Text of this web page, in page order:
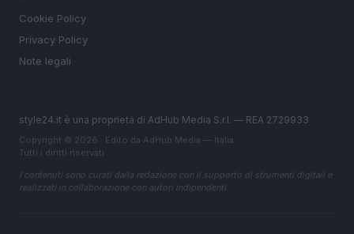
Cookie Policy
Privacy Policy
Note legali
style24.it è una proprietà di AdHub Media S.r.l. — REA 2729933
Copyright © 2026 · Edito da AdHub Media — Italia
Tutti i diritti riservati
I contenuti sono curati dalla redazione con il supporto di strumenti digitali e
realizzati in collaborazione con autori indipendenti.